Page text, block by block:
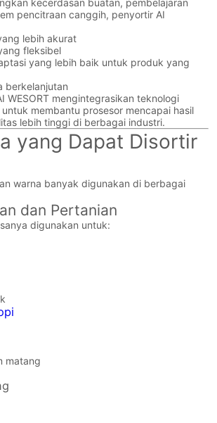
kecerdasan buatan, pembelajaran
pencitraan canggih, penyortir AI
lebih akurat
fleksibel
yang lebih baik untuk produk yang
berkelanjutan
WESORT mengintegrasikan teknologi
membantu prosesor mencapai hasil
lebih tinggi di berbagai industri.
yang Dapat Disortir
warna banyak digunakan di berbagai
dan Pertanian
digunakan untuk:
matang